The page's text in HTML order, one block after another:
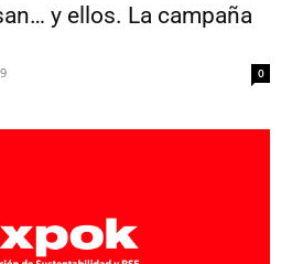
y ellos. La campaña
0